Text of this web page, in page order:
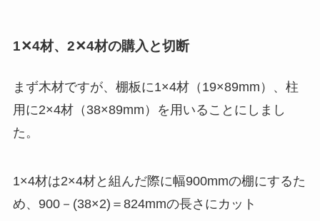
1✕4材、2✕4材の購入と切断
まず木材ですが、棚板に1×4材（19×89mm）、柱
用に2×4材（38×89mm）を用いることにしまし
た。
1×4材は2×4材と組んだ際に幅900mmの棚にするた
め、900－(38×2)＝824mmの長さにカット